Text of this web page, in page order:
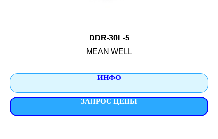
DDR-30L-5
MEAN WELL
ИНФО
ЗАПРОС ЦЕНЫ